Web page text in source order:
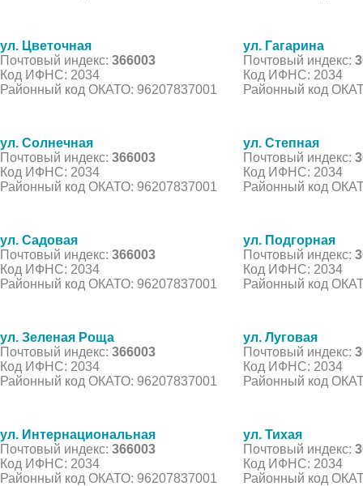
ул. Цветочная
Почтовый индекс: 366003
Код ИФНС: 2034
Районный код ОКАТО: 96207837001
ул. Гагарина
Почтовый индекс:
Код ИФНС: 2034
Районный код
ул. Солнечная
Почтовый индекс: 366003
Код ИФНС: 2034
Районный код ОКАТО: 96207837001
ул. Степная
Почтовый индекс:
Код ИФНС: 2034
Районный код
ул. Садовая
Почтовый индекс: 366003
Код ИФНС: 2034
Районный код ОКАТО: 96207837001
ул. Подгорная
Почтовый индекс:
Код ИФНС: 2034
Районный код
ул. Зеленая Роща
Почтовый индекс: 366003
Код ИФНС: 2034
Районный код ОКАТО: 96207837001
ул. Луговая
Почтовый индекс:
Код ИФНС: 2034
Районный код
ул. Интернациональная
Почтовый индекс: 366003
Код ИФНС: 2034
Районный код ОКАТО: 96207837001
ул. Тихая
Почтовый индекс:
Код ИФНС: 2034
Районный код